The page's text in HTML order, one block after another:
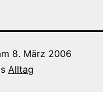
8. März 2006
Alltag